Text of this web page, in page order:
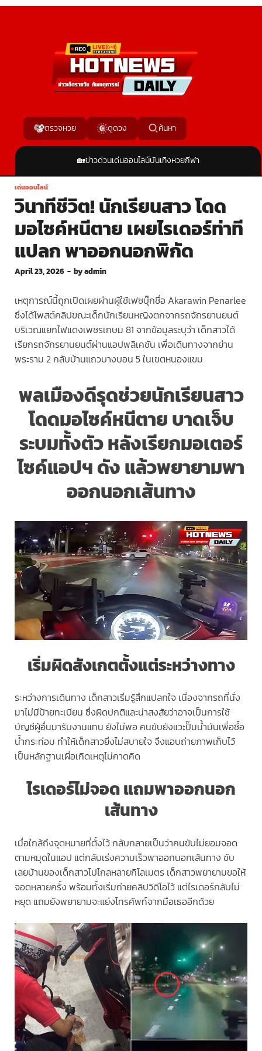
ตรวจหวย ดูดวง ค้นหา
🏡ข่าวด่วนเด่นออนไลน์บันเทิงหวยกีฬา
เด่นออนไลน์
วินาทีชีวิต! นักเรียนสาว โดด
มอไซค์หนีตาย เผยไรเดอร์ท่าที
แปลก พาออกนอกพิกัด
April 23, 2026 - byadmin
เหตุการณ์นี้ถูกเปิดเผยผ่านผู้ใช้เฟซบุ๊กชื่อ Akarawin Penarlee
ซึ่งได้โพสต์คลิปขณะเด็กนักเรียนหญิงตกจากรถจักรยานยนต์
บริเวณแยกไฟแดงเพชรเกษม 81 จากข้อมูลระบุว่า เด็กสาวได้
เรียกรถจักรยานยนต์ผ่านแอปพลิเคชัน เพื่อเดินทางจากย่าน
พระราม 2 กลับบ้านแถวบางบอน 5 ในเขตหนองแขม
พลเมืองดีรุดช่วยนักเรียนสาว
โดดมอไซค์หนีตาย บาดเจ็บ
ระบมทั้งตัว หลังเรียกมอเตอร์
ไซค์แอปฯ ดัง แล้วพยายามพา
ออกนอกเส้นทาง
เริ่มผิดสังเกตตั้งแต่ระหว่างทาง
ระหว่างการเดินทาง เด็กสาวเริ่มรู้สึกแปลกใจ เนื่องจากรถที่นั่ง
มาไม่มีป้ายทะเบียน ซึ่งผิดปกติและน่าสงสัยว่าอาจเป็นการใช้
บัญชีผู้อื่นมารับงานแทน ยังไม่พอ คนขับยังแวะปั๊มน้ำมันเพื่อซื้อ
น้ำกระท่อม ทำให้เด็กสาวยิ่งไม่สบายใจ จึงแอบถ่ายภาพเก็บไว้
เป็นหลักฐานเผื่อเกิดเหตุไม่คาดคิด
ไรเดอร์ไม่จอด แถมพาออกนอก
เส้นทาง
เมื่อใกล้ถึงจุดหมายที่ตั้งไว้ กลับกลายเป็นว่าคนขับไม่ยอมจอด
ตามหมุดในแอป แต่กลับเร่งความเร็วพาออกนอกเส้นทาง ขับ
เลยบ้านของเด็กสาวไปไกลหลายกิโลเมตร เด็กสาวพยายามขอให้
จอดหลายครั้ง พร้อมทั้งเริ่มถ่ายคลิปวิดีโอไว้ แต่ไรเดอร์กลับไม่
หยุด แถมยังพยายามจะแย่งโทรศัพท์จากมือเธออีกด้วย